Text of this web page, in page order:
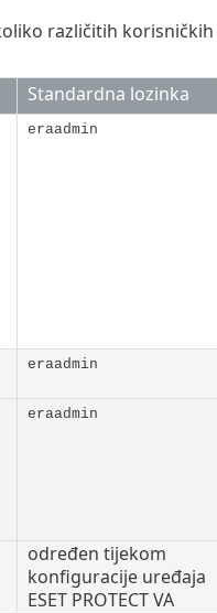
različitih
Standardna lozinka
eraadmin
eraadmin
eraadmin
određen tijekom
konfiguracije uređaja
ESET PROTECT VA